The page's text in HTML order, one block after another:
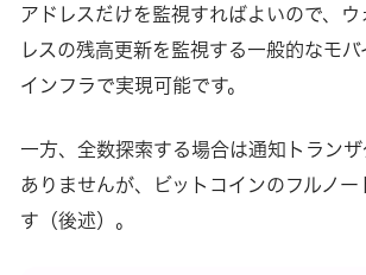
アドレスだけを監視すればよいので、
レスの残高更新を監視する一般的なモ
インフラで実現可能です。
一方、全数探索する場合は通知トラン
ありませんが、ビットコインのフルノー
す（後述）。